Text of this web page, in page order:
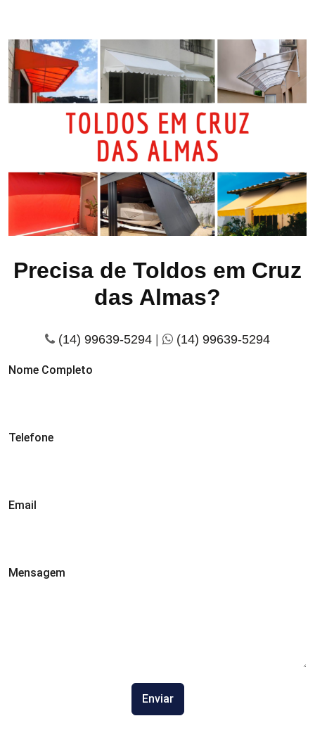
Precisa de Toldos em Cruz
das Almas?
(14) 99639-5294 | (14) 99639-5294
Nome Completo
Telefone
Email
Mensagem
Enviar